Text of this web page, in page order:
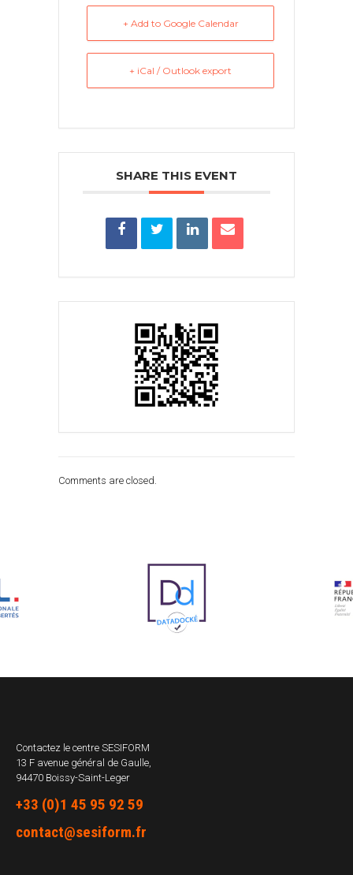
+ Add to Google Calendar
+ iCal / Outlook export
SHARE THIS EVENT
Comments are closed.
Contactez le centre SESIFORM
13 F avenue général de Gaulle,
94470 Boissy-Saint-Leger
+33 (0)1 45 95 92 59
contact@sesiform.fr